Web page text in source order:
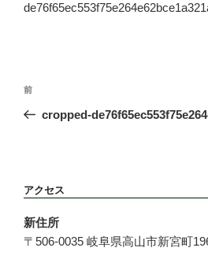
稿
ナ
シ
ン
前
の
前
cropped-
アクセス
新住所
〒506-0035 岐阜県高山市新宮町